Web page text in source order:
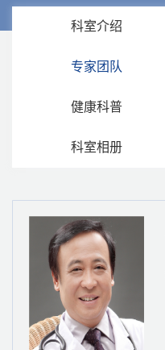
科室介绍
专家团队
健康科普
科室相册